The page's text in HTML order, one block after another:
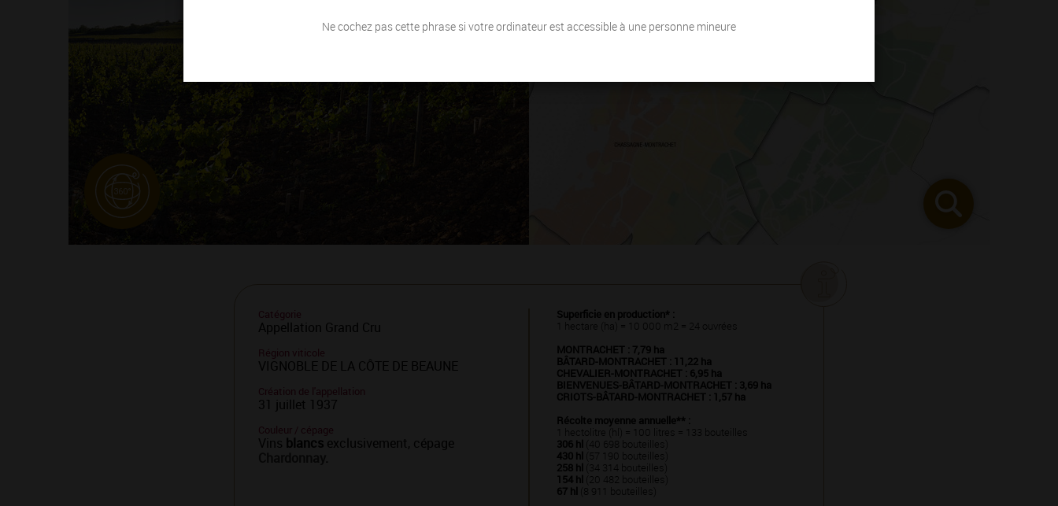
Ne cochez pas cette phrase si votre ordinateur est accessible à une personne mineure
Catégorie
Appellation Grand Cru
Région viticole
VIGNOBLE DE LA CÔTE DE BEAUNE
Création de l'appellation
31 juillet 1937
Couleur / cépage
Vins blancs exclusivement, cépage
.
Superficie en production* :
1 hectare (ha) = 10 000 m2 = 24 ouvrées
MONTRACHET : 7,79 ha
BÂTARD-MONTRACHET : 11,22 ha
CHEVALIER-MONTRACHET : 6,95 ha
BIENVENUES-BÂTARD-MONTRACHET : 3,69 ha
CRIOTS-BÂTARD-MONTRACHET : 1,57 ha
Récolte moyenne annuelle** :
1 hectolitre (hl) = 100 litres = 133 bouteilles
306 hl (40 698 bouteilles)
430 hl (57 190 bouteilles)
258 hl
(34 314 bouteilles)
154 hl (20 482 bouteilles)
67 hl
(8 911 bouteilles)